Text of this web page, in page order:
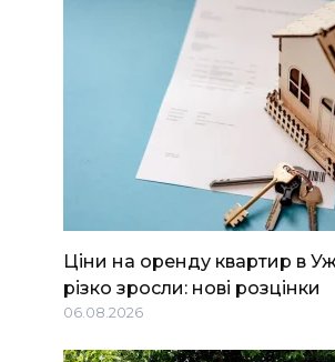
Ціни на оренду квартир в
різко зросли: нові розцінки
06.08.2026